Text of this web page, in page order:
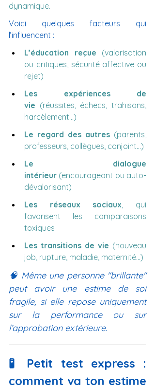
dynamique.
Voici quelques facteurs qui
l’influencent :
L’éducation reçue (valorisation
ou critiques, sécurité affective ou
rejet)
Les expériences de
vie (réussites, échecs, trahisons,
harcèlement…)
Le regard des autres (parents,
professeurs, collègues, conjoint…)
Le dialogue
intérieur (encourageant ou auto-
dévalorisant)
Les réseaux sociaux, qui
favorisent les comparaisons
toxiques
Les transitions de vie (nouveau
job, rupture, maladie, maternité…)
🧠 Même une personne "brillante"
peut avoir une estime de soi
fragile, si elle repose uniquement
sur la performance ou sur
l’approbation extérieure.
🧪 Petit test express :
comment va ton estime